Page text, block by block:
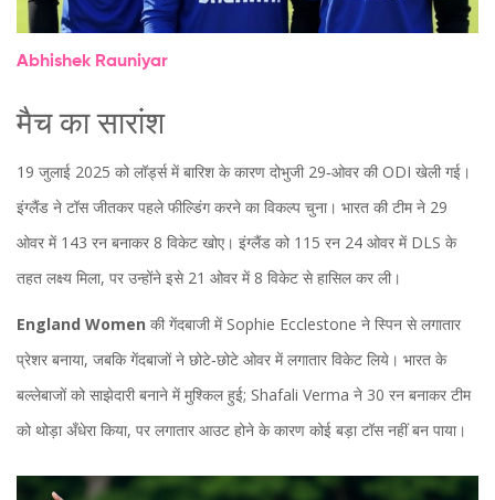
Abhishek Rauniyar
मैच का सारांश
19 जुलाई 2025 को लॉर्ड्स में बारिश के कारण दोभुजी 29‑ओवर की ODI खेली गई।
इंग्लैंड ने टॉस जीतकर पहले फील्डिंग करने का विकल्प चुना। भारत की टीम ने 29
ओवर में 143 रन बनाकर 8 विकेट खोए। इंग्लैंड को 115 रन 24 ओवर में DLS के
तहत लक्ष्य मिला, पर उन्होंने इसे 21 ओवर में 8 विकेट से हासिल कर ली।
England Women की गेंदबाजी में Sophie Ecclestone ने स्पिन से लगातार
प्रेशर बनाया, जबकि गेंदबाजों ने छोटे‑छोटे ओवर में लगातार विकेट लिये। भारत के
बल्लेबाजों को साझेदारी बनाने में मुश्किल हुई; Shafali Verma ने 30 रन बनाकर टीम
को थोड़ा अँधेरा किया, पर लगातार आउट होने के कारण कोई बड़ा टॉस नहीं बन पाया।